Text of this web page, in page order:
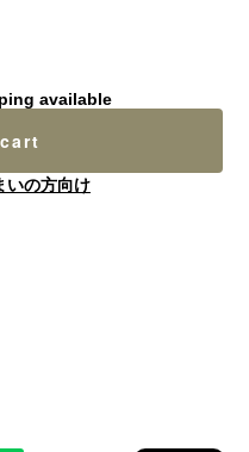
available
いの方向け